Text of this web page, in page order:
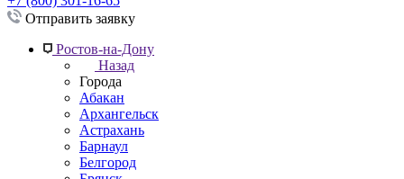
Отправить заявку
Ростов-на-Дону
Назад
Города
Абакан
Архангельск
Астрахань
Барнаул
Белгород